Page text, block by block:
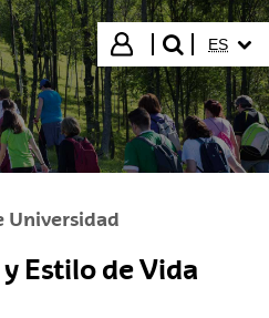
Iniciar sesión
buscar"
ES
Universidad
Estilo de Vida